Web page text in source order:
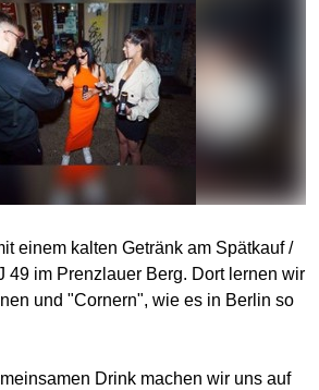
einem kalten Getränk am Spätkauf /
49 im Prenzlauer Berg. Dort lernen wir
und "Cornern", wie es in Berlin so
Drink machen wir uns auf